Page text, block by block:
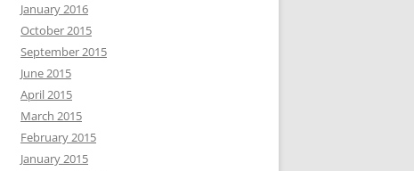
January 2016
October 2015
September 2015
June 2015
April 2015
March 2015
February 2015
January 2015